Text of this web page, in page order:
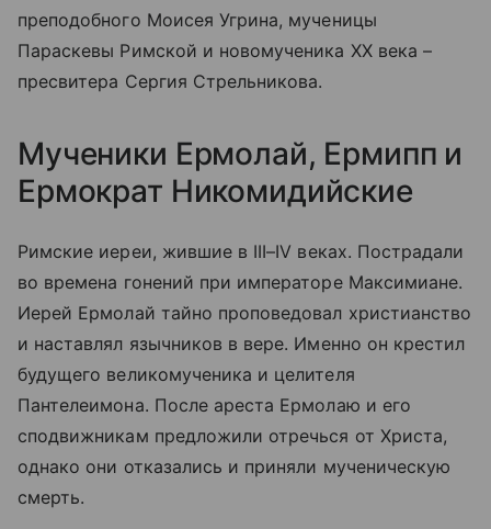
преподобного Моисея Угрина, мученицы
Параскевы Римской и новомученика XX века –
пресвитера Сергия Стрельникова.
Мученики Ермолай, Ермипп и
Ермократ Никомидийские
Римские иереи, жившие в III–IV веках. Пострадали
во времена гонений при императоре Максимиане.
Иерей Ермолай тайно проповедовал христианство
и наставлял язычников в вере. Именно он крестил
будущего великомученика и целителя
Пантелеимона. После ареста Ермолаю и его
сподвижникам предложили отречься от Христа,
однако они отказались и приняли мученическую
смерть.